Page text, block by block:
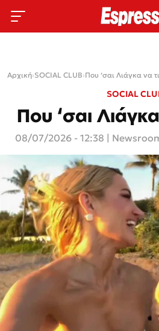
Αρχική›SOCIAL CLUB›Που ‘σαι Λιάγκα να
SOCIAL
Που ‘σαι Λιάγκα
08/07/2026 - 12:38